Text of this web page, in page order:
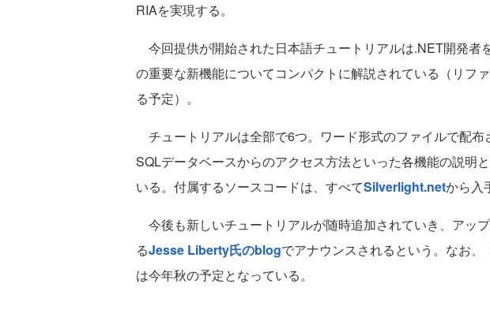
RIAを実現する。
今回提供が開始された日本語チュートリアルは.NET開発者
の重要な新機能についてコンパクトに解説されている（リフ
る予定）。
チュートリアルは全部で6つ。ワード形式のファイルで配
SQLデータベースからのアクセス方法といった各機能の説明
いる。付属するソースコードは、すべてSilverlight.netから入
今後も新しいチュートリアルが随時追加されていき、アッ
るJesse Liberty氏のblogでアナウンスされるという。なお
は今年秋の予定となっている。